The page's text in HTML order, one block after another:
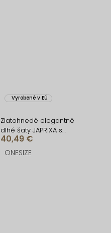
Vyrobené v EÚ
Zlatohnedé elegantné
dlhé šaty JAPRIXA s
rázporkom
40,49 €
ONESIZE